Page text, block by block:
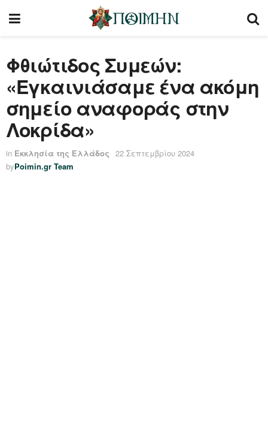
Φθιώτιδος Συμεών:
«Εγκαινιάσαμε ένα ακόμη
σημείο αναφοράς στην
Λοκρίδα»
in Εκκλησία της Ελλάδος 22 Σεπτεμβρίου 2024
byPoimin.gr Team